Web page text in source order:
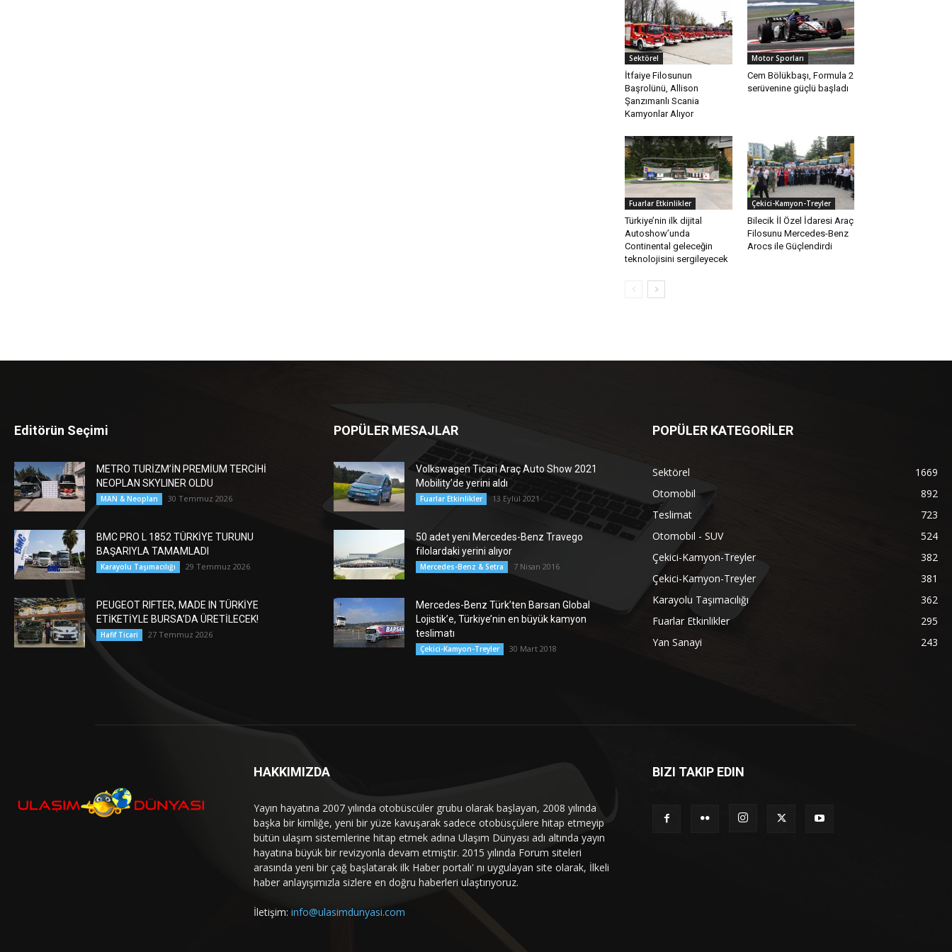
Sektörel
İtfaiye Filosunun
Başrolünü, Allison
Şanzımanlı Scania
Kamyonlar Alıyor
Motor Sporları
Cem Bölükbaşı, Formula 2
serüvenine güçlü başladı
Fuarlar Etkinlikler
Türkiye’nin ilk dijital
Autoshow’unda
Continental geleceğin
teknolojisini sergileyecek
Çekici-Kamyon-Treyler
Bilecik İl Özel İdaresi Araç
Filosunu Mercedes-Benz
Arocs ile Güçlendirdi
Editörün Seçimi
METRO TURİZM’İN PREMİUM TERCİHİ
NEOPLAN SKYLINER OLDU
MAN & Neoplan 30 Temmuz 2026
BMC PRO L 1852 TÜRKİYE TURUNU
BAŞARIYLA TAMAMLADI
Karayolu Taşımacılığı 29 Temmuz 2026
PEUGEOT RIFTER, MADE IN TÜRKİYE
ETİKETİYLE BURSA’DA ÜRETİLECEK!
Hafif Ticari 27 Temmuz 2026
POPÜLER MESAJLAR
Volkswagen Ticari Araç Auto Show 2021
Mobility’de yerini aldı
Fuarlar Etkinlikler 13 Eylül 2021
50 adet yeni Mercedes-Benz Travego
filolardaki yerini alıyor
Mercedes-Benz & Setra 7 Nisan 2016
Mercedes-Benz Türk’ten Barsan Global
Lojistik’e, Türkiye’nin en büyük kamyon
teslimatı
Çekici-Kamyon-Treyler 30 Mart 2018
POPÜLER KATEGORİLER
Sektörel
1669
Otomobil
892
Teslimat
723
Otomobil - SUV
524
Çekici-Kamyon-Treyler
382
Çekici-Kamyon-Treyler
381
Karayolu Taşımacılığı
362
Fuarlar Etkinlikler
295
Yan Sanayi
243
HAKKIMIZDA
Yayın hayatına 2007 yılında otobüscüler grubu olarak başlayan, 2008 yılında
başka bir kimliğe, yeni bir yüze kavuşarak sadece otobüsçülere hitap etmeyip
bütün ulaşım sistemlerine hitap etmek adına Ulaşım Dünyası adı altında yayın
hayatına büyük bir revizyonla devam etmiştir. 2015 yılında Forum siteleri
arasında yeni bir çağ başlatarak ilk Haber portalı' nı uygulayan site olarak, İlkeli
haber anlayışımızla sizlere en doğru haberleri ulaştırıyoruz.
İletişim: info@ulasimdunyasi.com
BIZI TAKIP EDIN